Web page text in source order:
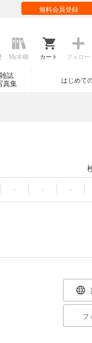
無料会員登録
My本棚 カート フォロー
雑誌
真集
はじめて
・ ・ ・
フ